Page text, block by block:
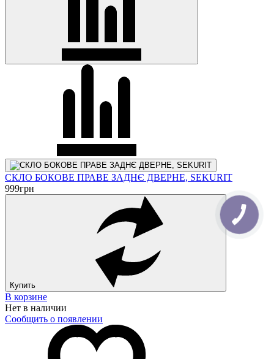
СКЛО БОКОВЕ ПРАВЕ ЗАДНЄ ДВЕРНЕ, SEKURIT
999грн
Купить
В корзине
Нет в наличии
Сообщить о появлении